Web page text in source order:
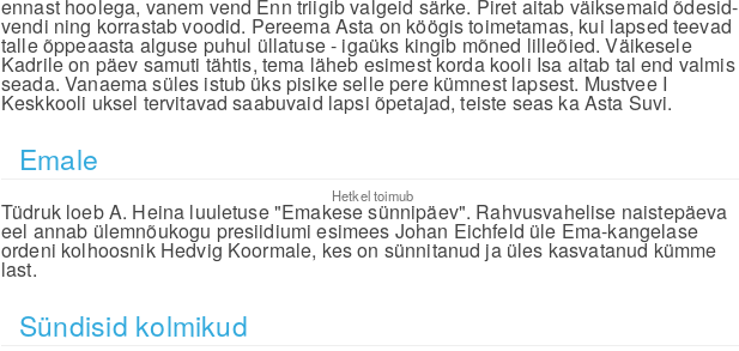
ennast hoolega, vanem vend Enn triigib valgeid särke. Piret aitab väiksemaid õdesid-
vendi ning korrastab voodid. Pereema Asta on köögis toimetamas, kui lapsed teevad
talle õppeaasta alguse puhul üllatuse - igaüks kingib mõned lilleõied. Väikesele
Kadrile on päev samuti tähtis, tema läheb esimest korda kooli Isa aitab tal end valmis
seada. Vanaema süles istub üks pisike selle pere kümnest lapsest. Mustvee I
Keskkooli uksel tervitavad saabuvaid lapsi õpetajad, teiste seas ka Asta Suvi.
Emale
Hetkel toimub
Tüdruk loeb A. Heina luuletuse "Emakese sünnipäev". Rahvusvahelise naistepäeva
eel annab ülemnõukogu presiidiumi esimees Johan Eichfeld üle Ema-kangelase
ordeni kolhoosnik Hedvig Koormale, kes on sünnitanud ja üles kasvatanud kümme
last.
Sündisid kolmikud